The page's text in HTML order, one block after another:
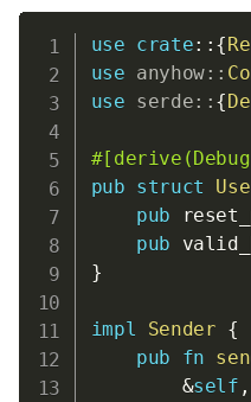
use crate:: {
use anyhow::
use serde:: {
pub struct
pub
pub
}
impl Sender {
pub
fn
&self ,